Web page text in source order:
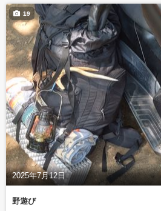
2025年7月12日
19
野遊び